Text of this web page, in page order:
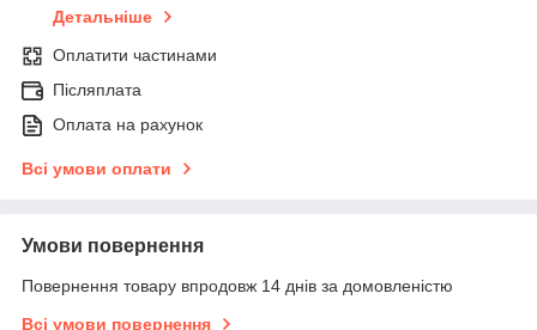
Детальніше
Оплатити частинами
Післяплата
Оплата на рахунок
Всі умови оплати
Умови повернення
Повернення товару впродовж 14 днів за домовленістю
Всі умови повернення